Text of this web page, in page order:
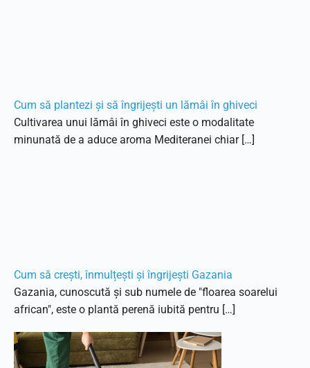
Cum să plantezi și să îngrijești un lămâi în ghiveci
Cultivarea unui lămâi în ghiveci este o modalitate
minunată de a aduce aroma Mediteranei chiar […]
Cum să crești, înmulțești și îngrijești Gazania
Gazania, cunoscută și sub numele de "floarea soarelui
african", este o plantă perenă iubită pentru […]